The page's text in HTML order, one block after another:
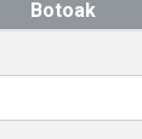
Botoak